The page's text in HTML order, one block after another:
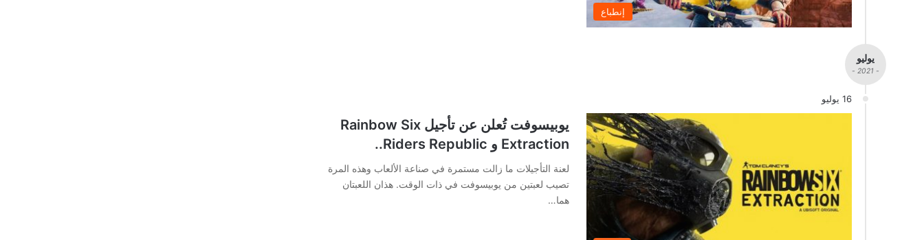
إنطباع
يوليو
- 2021 -
16 يوليو
يوبيسوفت تُعلن عن تأجيل Rainbow Six
Extraction و Riders Republic..
لعنة التأجيلات ما زالت مستمرة في صناعة الألعاب وهذه المرة
تصيب لعبتين من يوبيسوفت في ذات الوقت. هذان اللعبتان
هما…